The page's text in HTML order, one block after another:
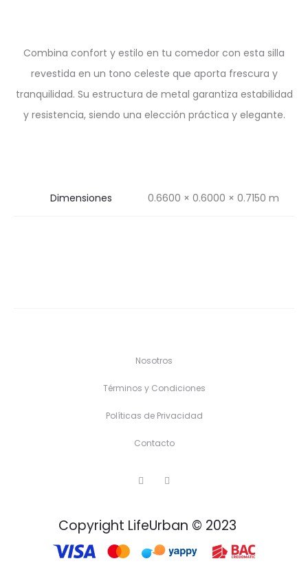
Combina confort y estilo en tu comedor con esta silla
revestida en un tono celeste que aporta frescura y
tranquilidad. Su estructura de metal garantiza estabilidad
y resistencia, siendo una elección práctica y elegante.
Dimensiones 0.6600 × 0.6000 × 0.7150 m
Nosotros
Términos y Condiciones
Políticas de Privacidad
Contacto
o
k
g
a
m
Copyright LifeUrban © 2023